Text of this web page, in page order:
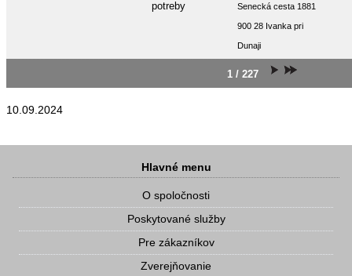
potreby
Senecká cesta 1881
900 28 Ivanka pri
Dunaji
1 / 227
10.09.2024
Hlavné menu
O spoločnosti
Poskytované služby
Pre zákazníkov
Zverejňovanie